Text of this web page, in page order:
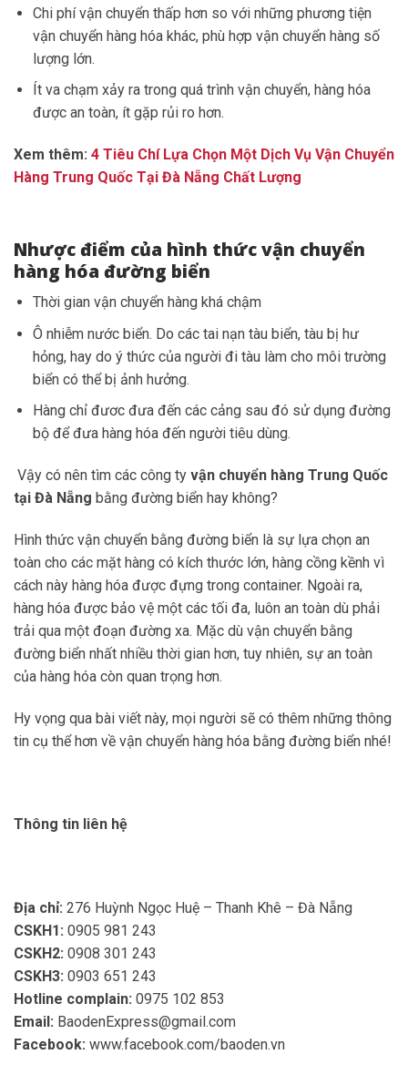
Chi phí vận chuyển thấp hơn so với những phương tiện
vận chuyển hàng hóa khác, phù hợp vận chuyển hàng số
lượng lớn.
Ít va chạm xảy ra trong quá trình vận chuyển, hàng hóa
được an toàn, ít gặp rủi ro hơn.
Xem thêm: 4 Tiêu Chí Lựa Chọn Một Dịch Vụ Vận Chuyển
Hàng Trung Quốc Tại Đà Nẵng Chất Lượng
Nhược điểm của hình thức vận chuyển
hàng hóa đường biển
Thời gian vận chuyển hàng khá chậm
Ô nhiễm nước biển. Do các tai nạn tàu biển, tàu bị hư
hỏng, hay do ý thức của người đi tàu làm cho môi trường
biển có thể bị ảnh hưởng.
Hàng chỉ đươc đưa đến các cảng sau đó sử dụng đường
bộ để đưa hàng hóa đến người tiêu dùng.
Vậy có nên tìm các công ty vận chuyển hàng Trung Quốc
tại Đà Nẵng bằng đường biển hay không?
Hình thức vận chuyển bằng đường biển là sự lựa chọn an
toàn cho các mặt hàng có kích thước lớn, hàng cồng kềnh vì
cách này hàng hóa được đựng trong container. Ngoài ra,
hàng hóa được bảo vệ một các tối đa, luôn an toàn dù phải
trải qua một đoạn đường xa. Mặc dù vận chuyển bằng
đường biển nhất nhiều thời gian hơn, tuy nhiên, sự an toàn
của hàng hóa còn quan trọng hơn.
Hy vọng qua bài viết này, mọi người sẽ có thêm những thông
tin cụ thể hơn về vận chuyển hàng hóa bằng đường biển nhé!
Thông tin liên hệ
Địa chỉ: 276 Huỳnh Ngọc Huệ – Thanh Khê – Đà Nẵng
CSKH1: 0905 981 243
CSKH2: 0908 301 243
CSKH3: 0903 651 243
Hotline complain: 0975 102 853
Email: BaodenExpress@gmail.com
Facebook: www.facebook.com/baoden.vn